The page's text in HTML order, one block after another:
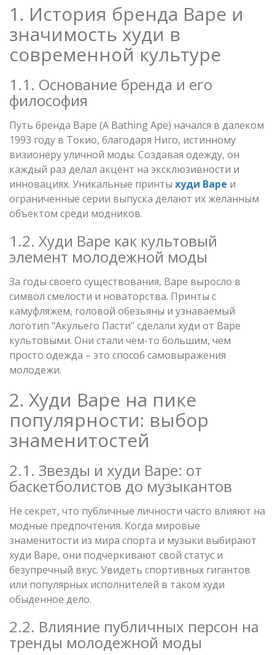
1. История бренда Bape и
значимость худи в
современной культуре
1.1. Основание бренда и его
философия
Путь бренда Bape (A Bathing Ape) начался в далеком
1993 году в Токио, благодаря Ниго, истинному
визионеру уличной моды. Создавая одежду, он
каждый раз делал акцент на эксклюзивности и
инновациях. Уникальные принты худи Bape и
ограниченные серии выпуска делают их желанным
объектом среди модников.
1.2. Худи Bape как культовый
элемент молодежной моды
За годы своего существования, Bape выросло в
символ смелости и новаторства. Принты с
камуфляжем, головой обезьяны и узнаваемый
логотип "Акульего Пасти" сделали худи от Bape
культовыми. Они стали чем-то большим, чем
просто одежда – это способ самовыражения
молодежи.
2. Худи Bape на пике
популярности: выбор
знаменитостей
2.1. Звезды и худи Bape: от
баскетболистов до музыкантов
Не секрет, что публичные личности часто влияют на
модные предпочтения. Когда мировые
знаменитости из мира спорта и музыки выбирают
худи Bape, они подчеркивают свой статус и
безупречный вкус. Увидеть спортивных гигантов
или популярных исполнителей в таком худи
обыденное дело.
2.2. Влияние публичных персон на
тренды молодежной моды